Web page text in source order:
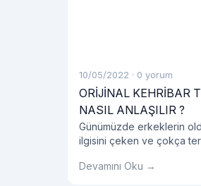
10/05/2022 · 0 yorum
ORİJİNAL KEHRİBAR
NASIL ANLAŞILIR ?
Günümüzde erkeklerin
ilgisini çeken ve çokça
aksesuar listesinde bir
Devamını Oku →